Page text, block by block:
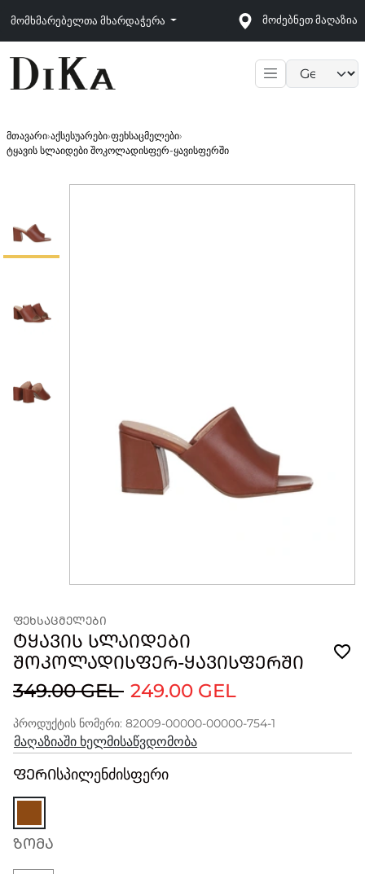
მომხმარებელთა მხარდაჭერა მოძებნეთ მაღაზია
მთავარი›აქსესუარები›ფეხსაცმელები›
ტყავის სლაიდები შოკოლადისფერ-ყავისფერში
ᲤᲔᲮᲡᲐᲪᲛᲔᲚᲔᲑᲘ
ᲢᲧᲐᲕᲘᲡ ᲡᲚᲐᲘᲓᲔᲑᲘ
ᲨᲝᲙᲝᲚᲐᲓᲘᲡᲤᲔᲠ-ᲧᲐᲕᲘᲡᲤᲔᲠᲨᲘ
349.00 GEL 249.00 GEL
პროდუქტის ნომერი: 82009-00000-00000-754-1
მაღაზიაში ხელმისაწვდომობა
ᲤᲔᲠᲘსპილენძისფერი
ᲖᲝᲛᲐ